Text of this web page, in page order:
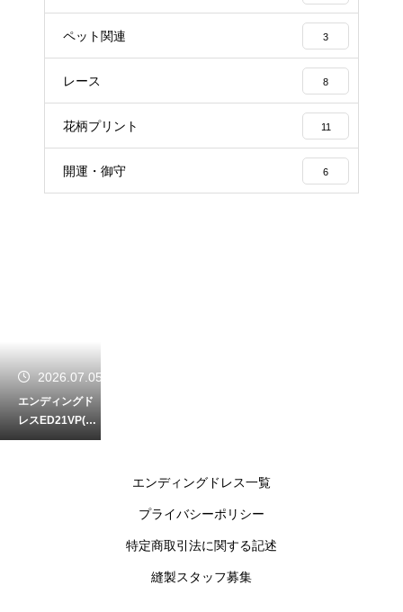
ペット関連 3
レース 8
花柄プリント 11
開運・御守 6
2026.07.05
エンディングド
レスED21VP(う
す紫色)・花柄の
エンディングドレス一覧
プライバシーポリシー
特定商取引法に関する記述
縫製スタッフ募集